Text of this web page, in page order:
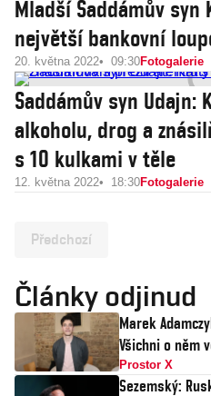
Mladší Saddámův syn
největší bankovní
20. května 2022 09:30Fotogalerie
Saddámův syn Udajn:
alkoholu, drog a
s 10 kulkami v těle
12. května 2022 18:30Fotogalerie
Předchozí
Články odjinud
Marek
Všichni o něm
Prostor X
Sezemský: